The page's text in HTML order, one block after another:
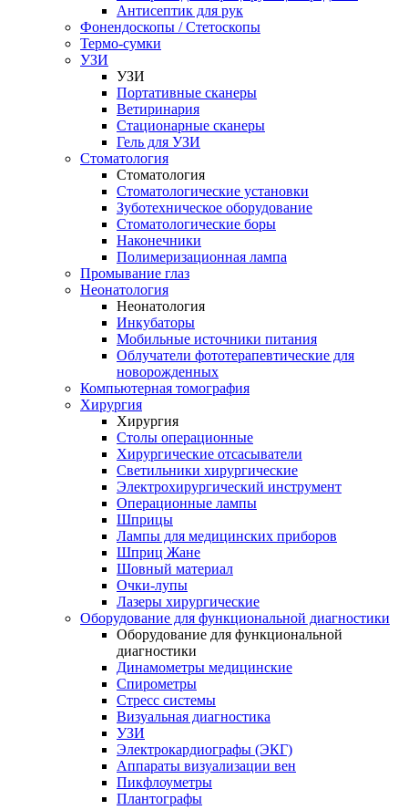
Антисептик для рук
Фонендоскопы / Стетоскопы
Термо-сумки
УЗИ
УЗИ
Портативные сканеры
Ветиринария
Стационарные сканеры
Гель для УЗИ
Стоматология
Стоматология
Стоматологические установки
Зуботехническое оборудование
Стоматологические боры
Наконечники
Полимеризационная лампа
Промывание глаз
Неонатология
Неонатология
Инкубаторы
Мобильные источники питания
Облучатели фототерапевтические для
новорожденных
Компьютерная томография
Хирургия
Хирургия
Столы операционные
Хирургические отсасыватели
Светильники хирургические
Электрохирургический инструмент
Операционные лампы
Шприцы
Лампы для медицинских приборов
Шприц Жане
Шовный материал
Очки-лупы
Лазеры хирургические
Оборудование для функциональной диагностики
Оборудование для функциональной
диагностики
Динамометры медицинские
Спирометры
Стресс системы
Визуальная диагностика
УЗИ
Электрокардиографы (ЭКГ)
Аппараты визуализации вен
Пикфлоуметры
Плантографы